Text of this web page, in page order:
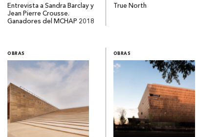
Entrevista a Sandra Barclay y
Jean Pierre Crousse.
Ganadores del MCHAP 2018
True North
OBRAS OBRAS